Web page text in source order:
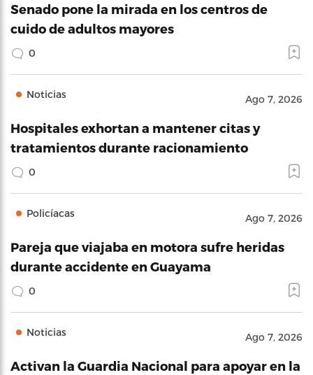
Senado pone la mirada en los centros de
cuido de adultos mayores
0
Noticias Ago 7, 2026
Hospitales exhortan a mantener citas y
tratamientos durante racionamiento
0
Policíacas Ago 7, 2026
Pareja que viajaba en motora sufre heridas
durante accidente en Guayama
0
Noticias Ago 7, 2026
Activan la Guardia Nacional para apoyar en la